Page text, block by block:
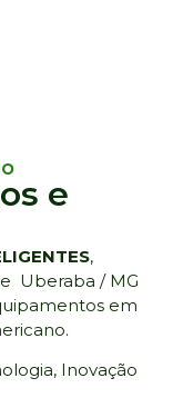
e
,
Uberaba / MG
em
Inovação